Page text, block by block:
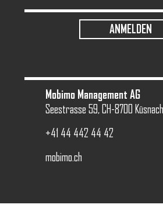
USER ANMELDEN
Mobimo Management AG
Seestrasse 59, CH-8700
+41 44 442 44 42
mobimo.ch